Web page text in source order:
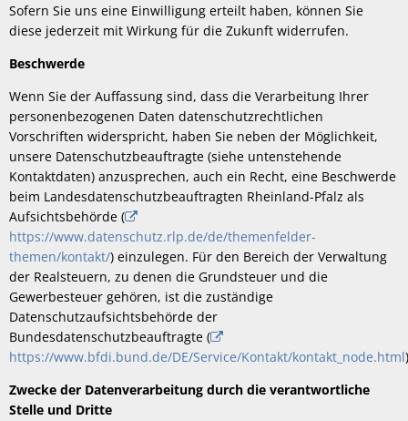
Sofern Sie uns eine Einwilligung erteilt haben, können Sie
diese jederzeit mit Wirkung für die Zukunft widerrufen.
Beschwerde
Wenn Sie der Auffassung sind, dass die Verarbeitung Ihrer
personenbezogenen Daten datenschutzrechtlichen
Vorschriften widerspricht, haben Sie neben der Möglichkeit,
unsere Datenschutzbeauftragte (siehe untenstehende
Kontaktdaten) anzusprechen, auch ein Recht, eine Beschwerde
beim Landesdatenschutzbeauftragten Rheinland-Pfalz als
Aufsichtsbehörde (
https://www.datenschutz.rlp.de/de/themenfelder-
themen/kontakt/) einzulegen. Für den Bereich der Verwaltung
der Realsteuern, zu denen die Grundsteuer und die
Gewerbesteuer gehören, ist die zuständige
Datenschutzaufsichtsbehörde der
Bundesdatenschutzbeauftragte (
https://www.bfdi.bund.de/DE/Service/Kontakt/kontakt_node.html
Zwecke der Datenverarbeitung durch die verantwortliche
Stelle und Dritte